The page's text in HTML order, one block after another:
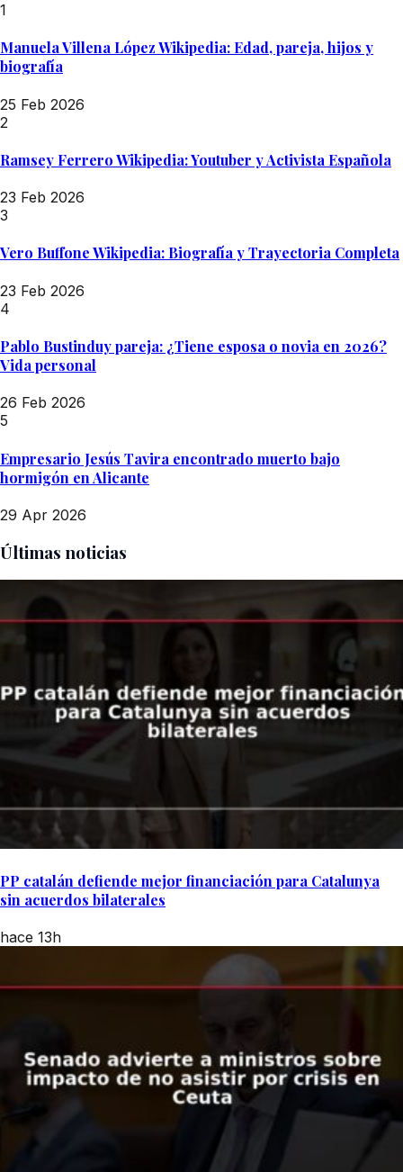
1
Manuela Villena López Wikipedia: Edad, pareja, hijos y
biografía
25 Feb 2026
2
Ramsey Ferrero Wikipedia: Youtuber y Activista Española
23 Feb 2026
3
Vero Buffone Wikipedia: Biografía y Trayectoria Completa
23 Feb 2026
4
Pablo Bustinduy pareja: ¿Tiene esposa o novia en 2026?
Vida personal
26 Feb 2026
5
Empresario Jesús Tavira encontrado muerto bajo
hormigón en Alicante
29 Apr 2026
Últimas noticias
PP catalán defiende mejor financiación para Catalunya
sin acuerdos bilaterales
hace 13h